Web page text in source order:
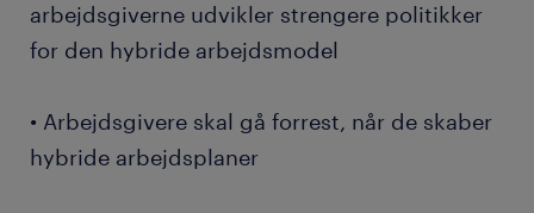
arbejdsgiverne udvikler strengere politikker
for den hybride arbejdsmodel
• Arbejdsgivere skal gå forrest, når de skaber
hybride arbejdsplaner